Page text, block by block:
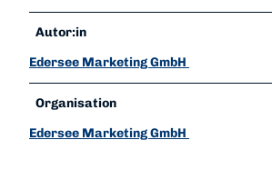
Autor:in
Edersee Marketing GmbH
Organisation
Edersee Marketing GmbH